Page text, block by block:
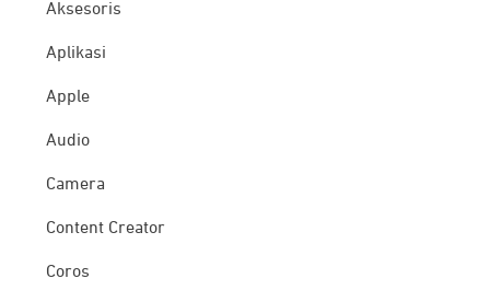
Aksesoris
Aplikasi
Apple
Audio
Camera
Content Creator
Coros